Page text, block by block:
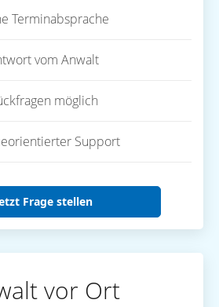
Terminabsprache
vom Anwalt
möglich
Support
Frage stellen
vor Ort